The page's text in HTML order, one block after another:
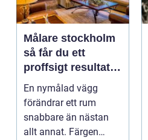
Målare stockholm
så får du ett
proffsigt resultat
hemma
En nymålad vägg
förändrar ett rum
snabbare än nästan
allt annat. Färgen